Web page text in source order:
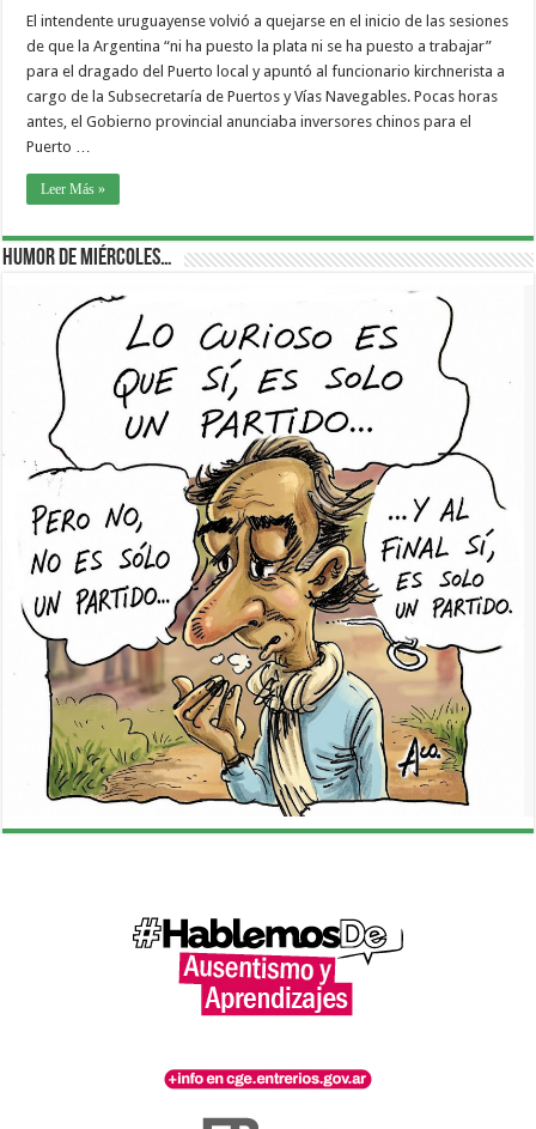
El intendente uruguayense volvió a quejarse en el inicio de las sesiones
de que la Argentina “ni ha puesto la plata ni se ha puesto a trabajar”
para el dragado del Puerto local y apuntó al funcionario kirchnerista a
cargo de la Subsecretaría de Puertos y Vías Navegables. Pocas horas
antes, el Gobierno provincial anunciaba inversores chinos para el
Puerto …
Leer Más »
Humor de Miércoles…